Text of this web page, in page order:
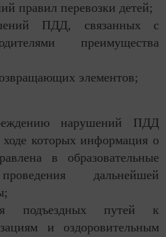
правил перевозки детей;
ПДД, связанных с
преимущества
элементов;
нарушений ПДД
которых информация о
в образовательные
дальнейшей
подъездных путей к
и оздоровительным